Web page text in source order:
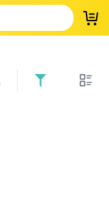
登